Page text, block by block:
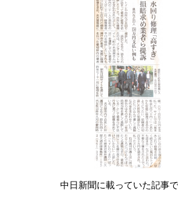
中日新聞に載っていた記事で